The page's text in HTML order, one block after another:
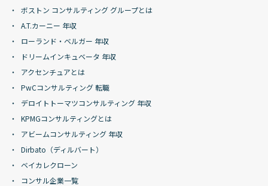
ボストン コンサルティング グループとは
A.T.カーニー 年収
ローランド・ベルガー 年収
ドリームインキュベータ 年収
アクセンチュアとは
PwCコンサルティング 転職
デロイトトーマツコンサルティング 年収
KPMGコンサルティングとは
アビームコンサルティング 年収
Dirbato（ディルバート）
ベイカレクローン
コンサル企業一覧